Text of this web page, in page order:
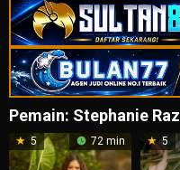
Pemain: Stephanie Raz
5 72 min 5